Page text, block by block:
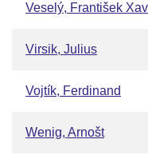
Veselý, František
Virsik, Julius
Vojtík, Ferdinand
Wenig, Arnošt